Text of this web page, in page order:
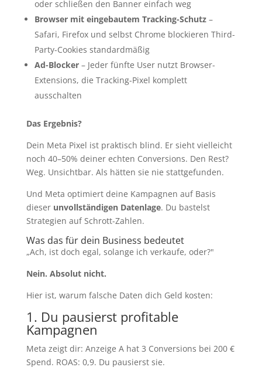
oder schließen den Banner einfach weg
Browser mit eingebautem Tracking-Schutz–
Safari, Firefox und selbst Chrome blockieren Third-
Party-Cookies standardmäßig
Ad-Blocker– Jeder fünfte User nutzt Browser-
Extensions, die Tracking-Pixel komplett
ausschalten
Das Ergebnis?
Dein Meta Pixel ist praktisch blind. Er sieht vielleicht
noch 40–50% deiner echten Conversions. Den Rest?
Weg. Unsichtbar. Als hätten sie nie stattgefunden.
Und Meta optimiert deine Kampagnen auf Basis
dieser unvollständigen Datenlage. Du bastelst
Strategien auf Schrott-Zahlen.
Was das für dein Business bedeutet
„Ach, ist doch egal, solange ich verkaufe, oder?"
Nein. Absolut nicht.
Hier ist, warum falsche Daten dich Geld kosten:
1. Du pausierst profitable
Kampagnen
Meta zeigt dir: Anzeige A hat 3 Conversions bei 200 €
Spend. ROAS: 0,9. Du pausierst sie.